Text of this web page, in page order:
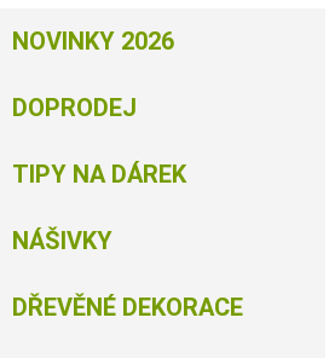
NOVINKY 2026
DOPRODEJ
TIPY NA DÁREK
NÁŠIVKY
DŘEVĚNÉ DEKORACE